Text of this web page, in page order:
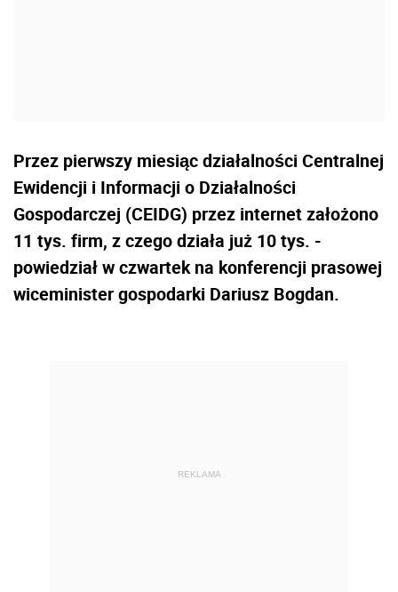
Przez pierwszy miesiąc działalności Centralnej
Ewidencji i Informacji o Działalności
Gospodarczej (CEIDG) przez internet założono
11 tys. firm, z czego działa już 10 tys. -
powiedział w czwartek na konferencji prasowej
wiceminister gospodarki Dariusz Bogdan.
REKLAMA